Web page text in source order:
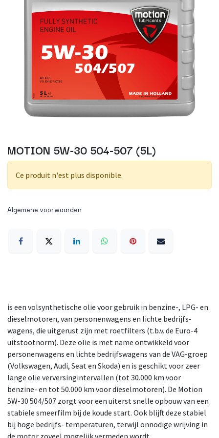
MOTION 5W-30 504-507 (5L)
Ce produit n'est plus disponible.
Algemene voorwaarden
is een volsynthetische olie voor gebruik in benzine-, LPG- en
dieselmotoren, van personenwagens en lichte bedrijfs-
wagens, die uitgerust zijn met roetfilters (t.b.v. de Euro-4
uitstootnorm). Deze olie is met name ontwikkeld voor
personenwagens en lichte bedrijfswagens van de VAG-groep
(Volkswagen, Audi, Seat en Skoda) en is geschikt voor zeer
lange olie verversingintervallen (tot 30.000 km voor
benzine- en tot 50.000 km voor dieselmotoren). De Motion
5W-30 504/507 zorgt voor een uiterst snelle opbouw van een
stabiele smeerfilm bij de koude start. Ook blijft deze stabiel
bij hoge bedrijfs- temperaturen, terwijl onnodige wrijving in
de motor zoveel mogelijk vermeden wordt.